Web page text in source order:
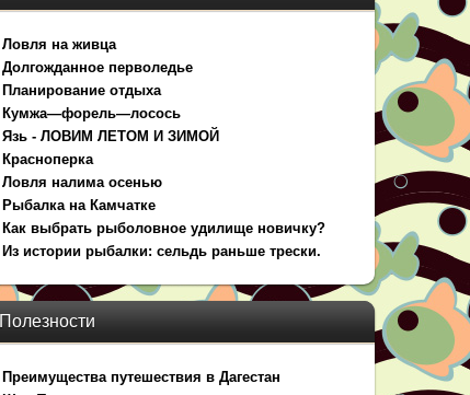
Ловля на живца
Долгожданное перволедье
Планирование отдыха
Кумжа—форель—лосось
Язь - ЛОВИМ ЛЕТОМ И ЗИМОЙ
Красноперка
Ловля налима осенью
Рыбалка на Камчатке
Как выбрать рыболовное удилище новичку?
Из истории рыбалки: сельдь раньше трески.
Полезности
Преимущества путешествия в Дагестан